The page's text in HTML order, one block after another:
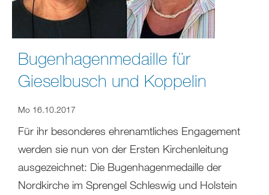
Bugenhagenmedaille für
Gieselbusch und Koppelin
Mo 16.10.2017
Für ihr besonderes ehrenamtliches Engagement
werden sie nun von der Ersten Kirchenleitung
ausgezeichnet: Die Bugenhagenmedaille der
Nordkirche im Sprengel Schleswig und Holstein